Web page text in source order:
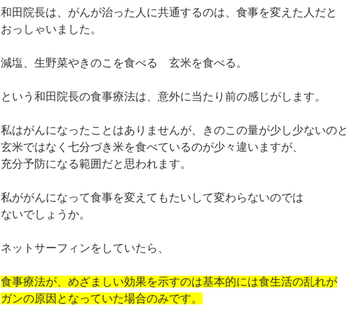
和田院長は、がんが治った人に共通するのは、食事を変えた人だと
おっしゃいました。
減塩、生野菜やきのこを食べる 玄米を食べる。
という和田院長の食事療法は、意外に当たり前の感じがします。
私はがんになったことはありませんが、きのこの量が少し少ないのと
玄米ではなく七分づき米を食べているのが少々違いますが、
充分予防になる範囲だと思われます。
私ががんになって食事を変えてもたいして変わらないのでは
ないでしょうか。
ネットサーフィンをしていたら、
食事療法が、めざましい効果を示すのは基本的には食生活の乱れが
ガンの原因となっていた場合のみです。